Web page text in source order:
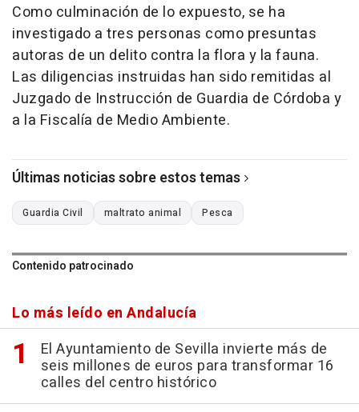
Como culminación de lo expuesto, se ha
investigado a tres personas como presuntas
autoras de un delito contra la flora y la fauna.
Las diligencias instruidas han sido remitidas al
Juzgado de Instrucción de Guardia de Córdoba y
a la Fiscalía de Medio Ambiente.
Últimas noticias sobre estos temas
Guardia Civil maltrato animal Pesca
Contenido patrocinado
Lo más leído en Andalucía
El Ayuntamiento de Sevilla invierte más de
seis millones de euros para transformar 16
calles del centro histórico